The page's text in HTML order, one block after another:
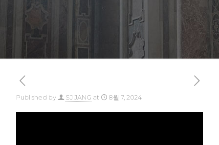
Published by SJ JANG at 8월 7, 2024